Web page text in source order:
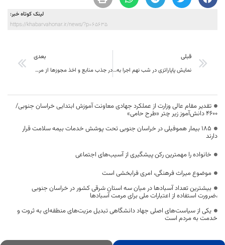
لینک کوتاه خبر:
https://khabarvahonar.ir/news/?p=65635
قبلی
نمایش پاپاراتزی در شب نهم اجرا به محمدرضا حقگو تقدیم شد
بعدی
در جذب منابع و اخذ مجوزها از مرکز، زمان را از دست ندهیم
تقدیر مقام عالی وزارت از عملکرد جهادی معاونت آموزش ابتدایی خراسان جنوبی/
۴۶۰۰ دانش‌آموز زیر چتر «طرح حامی»
۱۸۵ بیمار هموفیلی در خراسان جنوبی تحت پوشش خدمات بیمه سلامت قرار
دارند
خانواده را مهمترین رکن پیشگیری از آسیب‌های اجتماعی
موضوع میراث فرهنگی، امری فرابخشی است
بیشترین تعداد آسبادها در میان سه استان شرقی کشور در خراسان جنوبی
،ضرورت استفاده از اعتبارات ملی برای مرمت آسبادها
یکی از سیاست‌های اصلی جهاد دانشگاهی تبدیل مزیت‌های منطقه‌ای به ثروت و
خدمت به مردم است